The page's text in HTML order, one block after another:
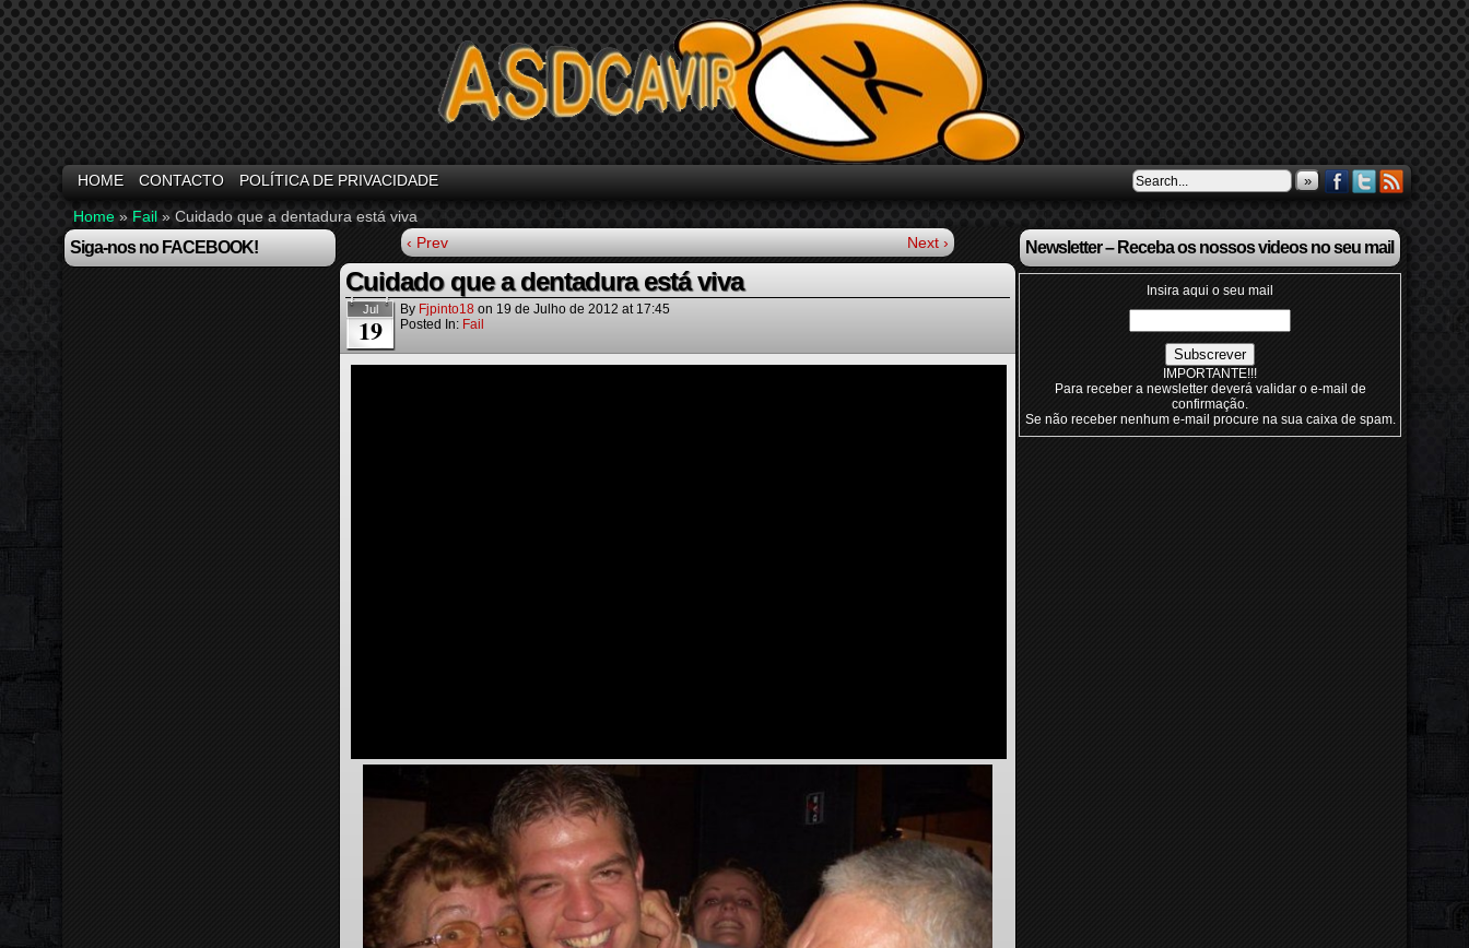
HOME CONTACTO POLÍTICA DE PRIVACIDADE »
Home » Fail » Cuidado que a dentadura está viva
Siga-nos no FACEBOOK! ‹ Prev Next ›
Cuidado que a dentadura está viva
Jul
19
By Fjpinto18 on 19 de Julho de 2012 at 17:45
Posted In: Fail
Newsletter – Receba os nossos videos no seu mail
Insira aqui o seu mail
IMPORTANTE!!!
Para receber a newsletter deverá validar o e-mail de
confirmação.
Se não receber nenhum e-mail procure na sua caixa de spam.